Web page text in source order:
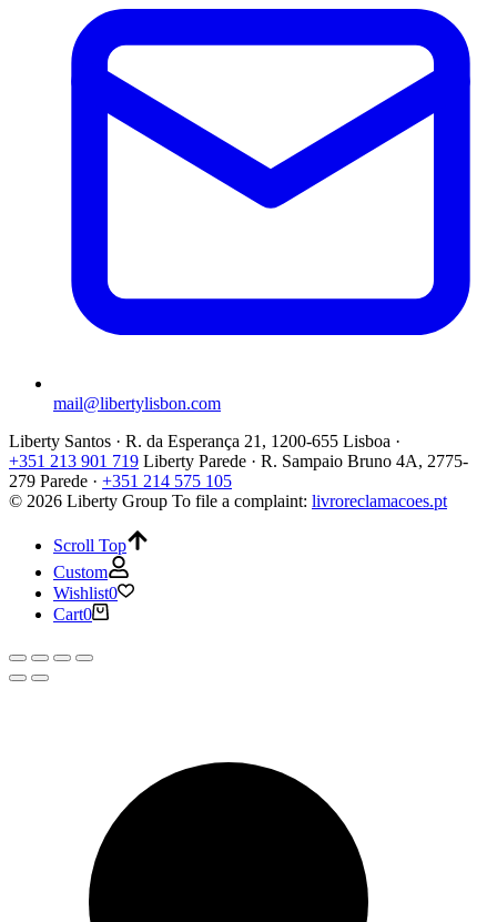
mail@libertylisbon.com
Liberty Santos · R. da Esperança 21, 1200-655 Lisboa ·
+351 213 901 719 Liberty Parede · R. Sampaio Bruno 4A, 2775-
279 Parede · +351 214 575 105
© 2026 Liberty Group To file a complaint: livroreclamacoes.pt
Scroll Top
Custom
Wishlist0
Cart0